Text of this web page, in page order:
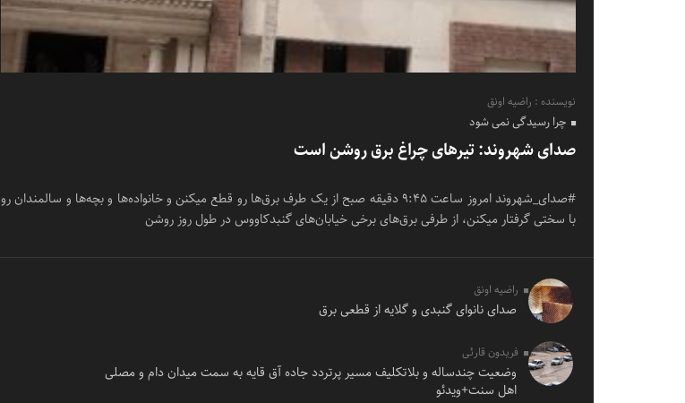
نویسنده : راضیه اونق
چرا رسیدگی نمی شود
صدای شهروند: تیرهای چراغ برق روشن است
#صدای_شهروند امروز ساعت ۹:۴۵ دقیقه صبح از یک طرف برق‌ها رو قطع میکنن و خانواده‌ها و بچه‌ها و سالمندان رو
با سختی گرفتار میکنن، از طرفی برق‌های برخی خیابان‌های گنبدکاووس در طول روز روشن
راضیه اونق
صدای نانوای گنبدی و گلایه از قطعی برق
فریدون قارئی
وضعیت چندساله و بلاتکلیف مسیر پرتردد جاده آق قایه به سمت میدان دام و مصلی
اهل سنت+ویدئو